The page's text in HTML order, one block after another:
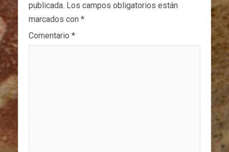
publicada. Los campos obligatorios están
marcados con *
Comentario *